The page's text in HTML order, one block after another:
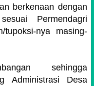
berkenaan dengan
Permendagri
tupoksi-nya masing-
sehingga
Administrasi Desa